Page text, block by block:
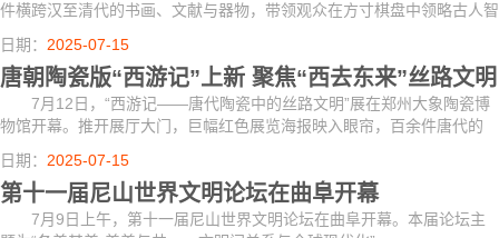
件横跨汉至清代的书画、文献与器物，带领观众在方寸棋盘中领略古人智
慧。
日期： 2025-07-15
唐朝陶瓷版“西游记”上新 聚焦“西去东来”丝路文明
7月12日，“西游记——唐代陶瓷中的丝路文明”展在郑州大象陶瓷博
物馆开幕。推开展厅大门，巨幅红色展览海报映入眼帘，百余件唐代的
陶、瓷器展品带领观众重返大唐丝路的辉煌历史。
日期： 2025-07-15
第十一届尼山世界文明论坛在曲阜开幕
7月9日上午，第十一届尼山世界文明论坛在曲阜开幕。本届论坛主